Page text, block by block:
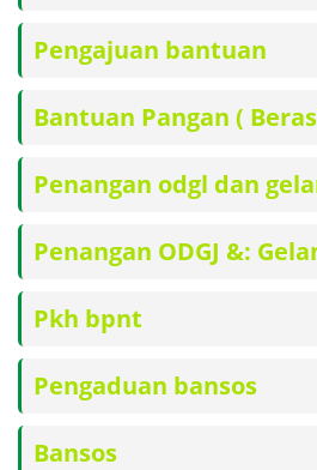
Pengajuan bantuan
Bantuan Pangan (
Penangan odgl dan
Penangan ODGJ &:
Pkh bpnt
Pengaduan bansos
Bansos